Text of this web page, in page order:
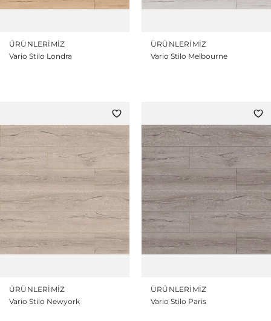
ÜRÜNLERIMIZ
Vario Stilo Londra
ÜRÜNLERIMIZ
Vario Stilo Melbourne
ÜRÜNLERIMIZ
Vario Stilo Newyork
ÜRÜNLERIMIZ
Vario Stilo Paris